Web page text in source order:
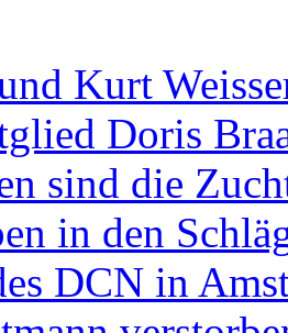
Kurt
Doris
sind die
in den
DCN in